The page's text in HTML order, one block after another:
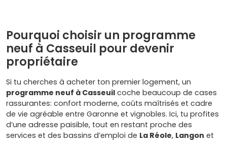
Pourquoi choisir un programme
neuf à Casseuil pour devenir
propriétaire
Si tu cherches à acheter ton premier logement, un
programme neuf à Casseuil coche beaucoup de cases
rassurantes: confort moderne, coûts maîtrisés et cadre
de vie agréable entre Garonne et vignobles. Ici, tu profites
d’une adresse paisible, tout en restant proche des
services et des bassins d’emploi de La Réole, Langon et